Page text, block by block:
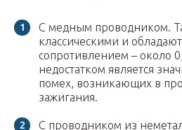
С медным проводником.
классическими и
сопротивлением – около
недостатком является
помех, возникающих в
зажигания.
С проводником из